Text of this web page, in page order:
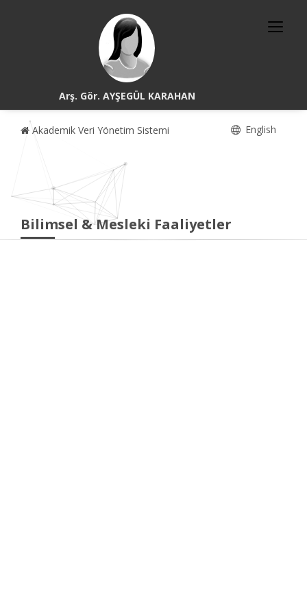
Arş. Gör. AYŞEGÜL KARAHAN
Akademik Veri Yönetim Sistemi English
Bilimsel & Mesleki Faaliyetler